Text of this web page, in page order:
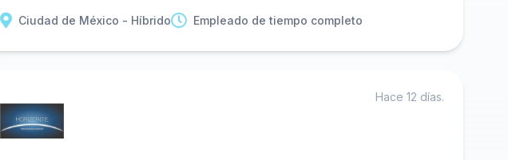
Ciudad de México - Híbrido Empleado de tiempo completo
Hace 12 días.